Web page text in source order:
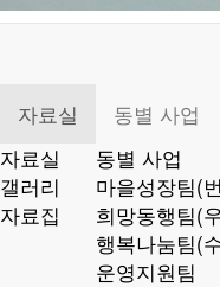
자료실
자료실
갤러리
자료집
동별 사업
동별 사업
마을성장팀(
희망동행팀(
행복나눔팀(
운영지원팀